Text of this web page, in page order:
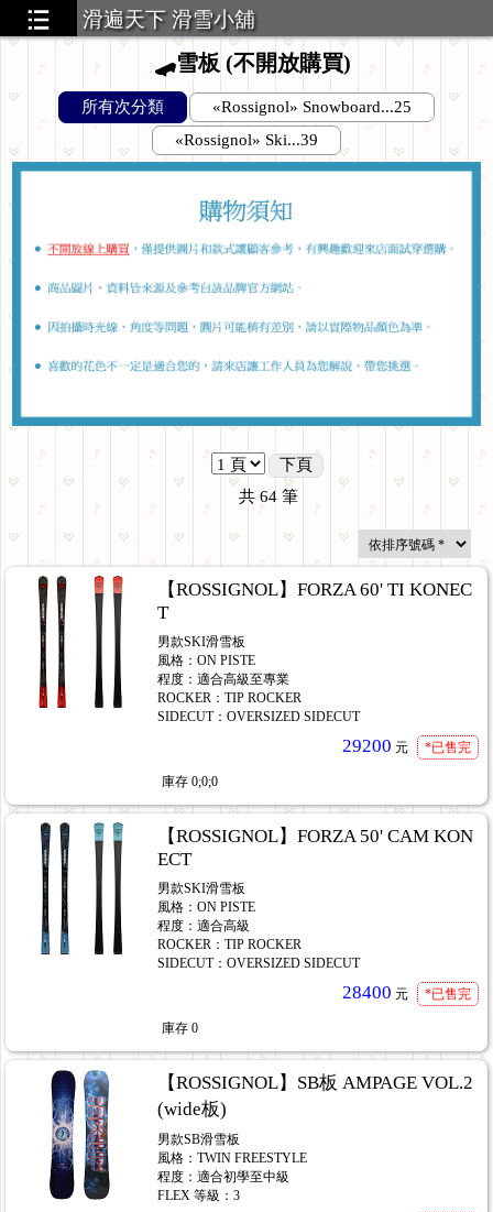
滑遍天下 滑雪小舖
🛹雪板 (不開放購買)
所有次分類
«Rossignol» Snowboard...25
«Rossignol» Ski...39
下頁
共 64 筆
【ROSSIGNOL】FORZA 60' TI KONEC
T
男款SKI滑雪板
風格：ON PISTE
程度：適合高級至專業
ROCKER：TIP ROCKER
SIDECUT：OVERSIZED SIDECUT
29200 元 *已售完
庫存 0;0;0
【ROSSIGNOL】FORZA 50' CAM KON
ECT
男款SKI滑雪板
風格：ON PISTE
程度：適合高級
ROCKER：TIP ROCKER
SIDECUT：OVERSIZED SIDECUT
28400 元 *已售完
庫存 0
【ROSSIGNOL】SB板 AMPAGE VOL.2
(wide板)
男款SB滑雪板
風格：TWIN FREESTYLE
程度：適合初學至中級
FLEX 等級：3